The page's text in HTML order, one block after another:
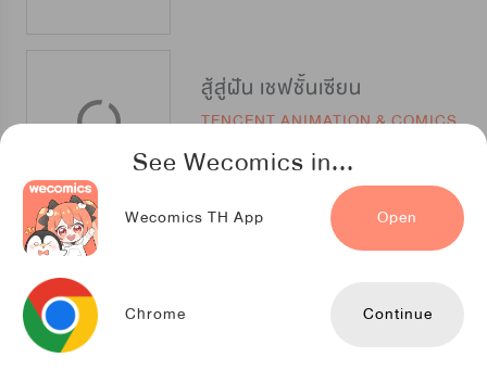
See Wecomics in...
Wecomics TH App Open
Chrome Continue
สู้สู่ฝัน เชฟชั้นเซียน
TENCENT ANIMATION & COMICS
ข้าคือลอร์ดที่แข็งแกร่งที่สุดในปฐพี